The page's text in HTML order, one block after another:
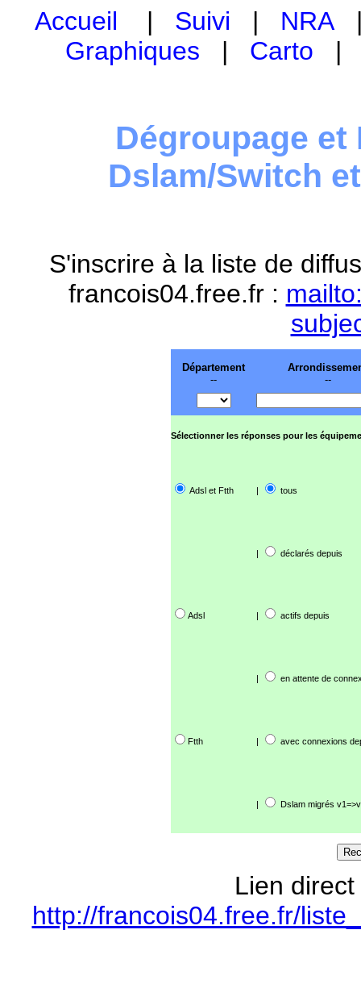
Accueil | Suivi | NRA
Graphiques | Carto
Dégroupage et
Dslam/Switch
S'inscrire à la liste de
francois04.free.fr :
Département
--
--
Sélectionner les réponses pour les
Adsl et Ftth | tous
| déclarés depuis
Adsl | actifs depuis
| en attente de
Ftth | avec connexions
| Dslam migrés
Lien
http://francois04.free.fr/